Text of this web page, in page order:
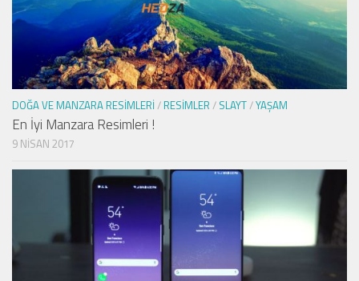
DOĞA VE MANZARA RESIMLERI/ RESIMLER / SLAYT/YAŞAM
En İyi Manzara Resimleri !
9 NISAN 2017